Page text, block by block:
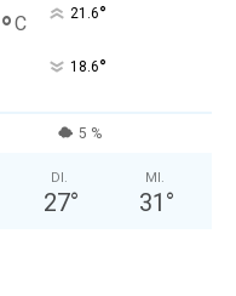
°C 21.6°
18.6°
5 %
DI.
27°
MI.
31 °